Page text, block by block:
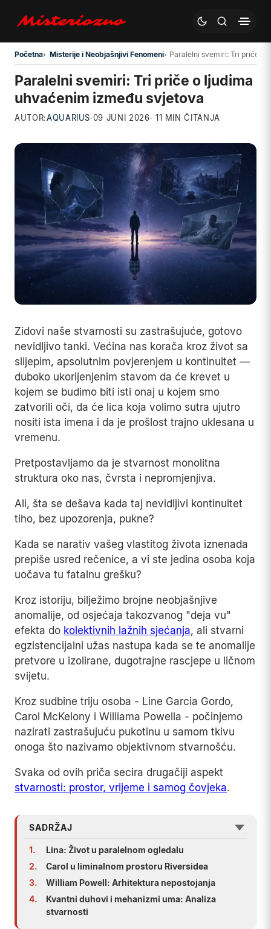
Preskoči na glavni sadržaj
Početna Misterije i Neobjašnjivi Fenomeni Paralelni svemiri: Tri priče o
Paralelni svemiri: Tri priče o ljudima
uhvaćenim između svjetova
AUTOR:AQUARIUS·09 JUNI 2026· 11 MIN ČITANJA
Zidovi naše stvarnosti su zastrašujuće, gotovo
nevidljivo tanki. Većina nas korača kroz život sa
slijepim, apsolutnim povjerenjem u kontinuitet —
duboko ukorijenjenim stavom da će krevet u
kojem se budimo biti isti onaj u kojem smo
zatvorili oči, da će lica koja volimo sutra ujutro
nositi ista imena i da je prošlost trajno uklesana u
vremenu.
Pretpostavljamo da je stvarnost monolitna
struktura oko nas, čvrsta i nepromjenjiva.
Ali, šta se dešava kada taj nevidljivi kontinuitet
tiho, bez upozorenja, pukne?
Kada se narativ vašeg vlastitog života iznenada
prepiše usred rečenice, a vi ste jedina osoba koja
uočava tu fatalnu grešku?
Kroz istoriju, bilježimo brojne neobjašnjive
anomalije, od osjećaja takozvanog "deja vu"
efekta do kolektivnih lažnih sjećanja, ali stvarni
egzistencijalni užas nastupa kada se te anomalije
pretvore u izolirane, dugotrajne rascjepe u ličnom
svijetu.
Kroz sudbine triju osoba - Line Garcia Gordo,
Carol McKelony i Williama Powella - počinjemo
nazirati zastrašujuću pukotinu u samom tkivu
onoga što nazivamo objektivnom stvarnošću.
Svaka od ovih priča secira drugačiji aspekt
stvarnosti: prostor, vrijeme i samog čovjeka.
SADRŽAJ
1.
Lina: Život u paralelnom ogledalu
2.
Carol u liminalnom prostoru Riversidea
3.
William Powell: Arhitektura nepostojanja
4.
Kvantni duhovi i mehanizmi uma: Analiza
stvarnosti